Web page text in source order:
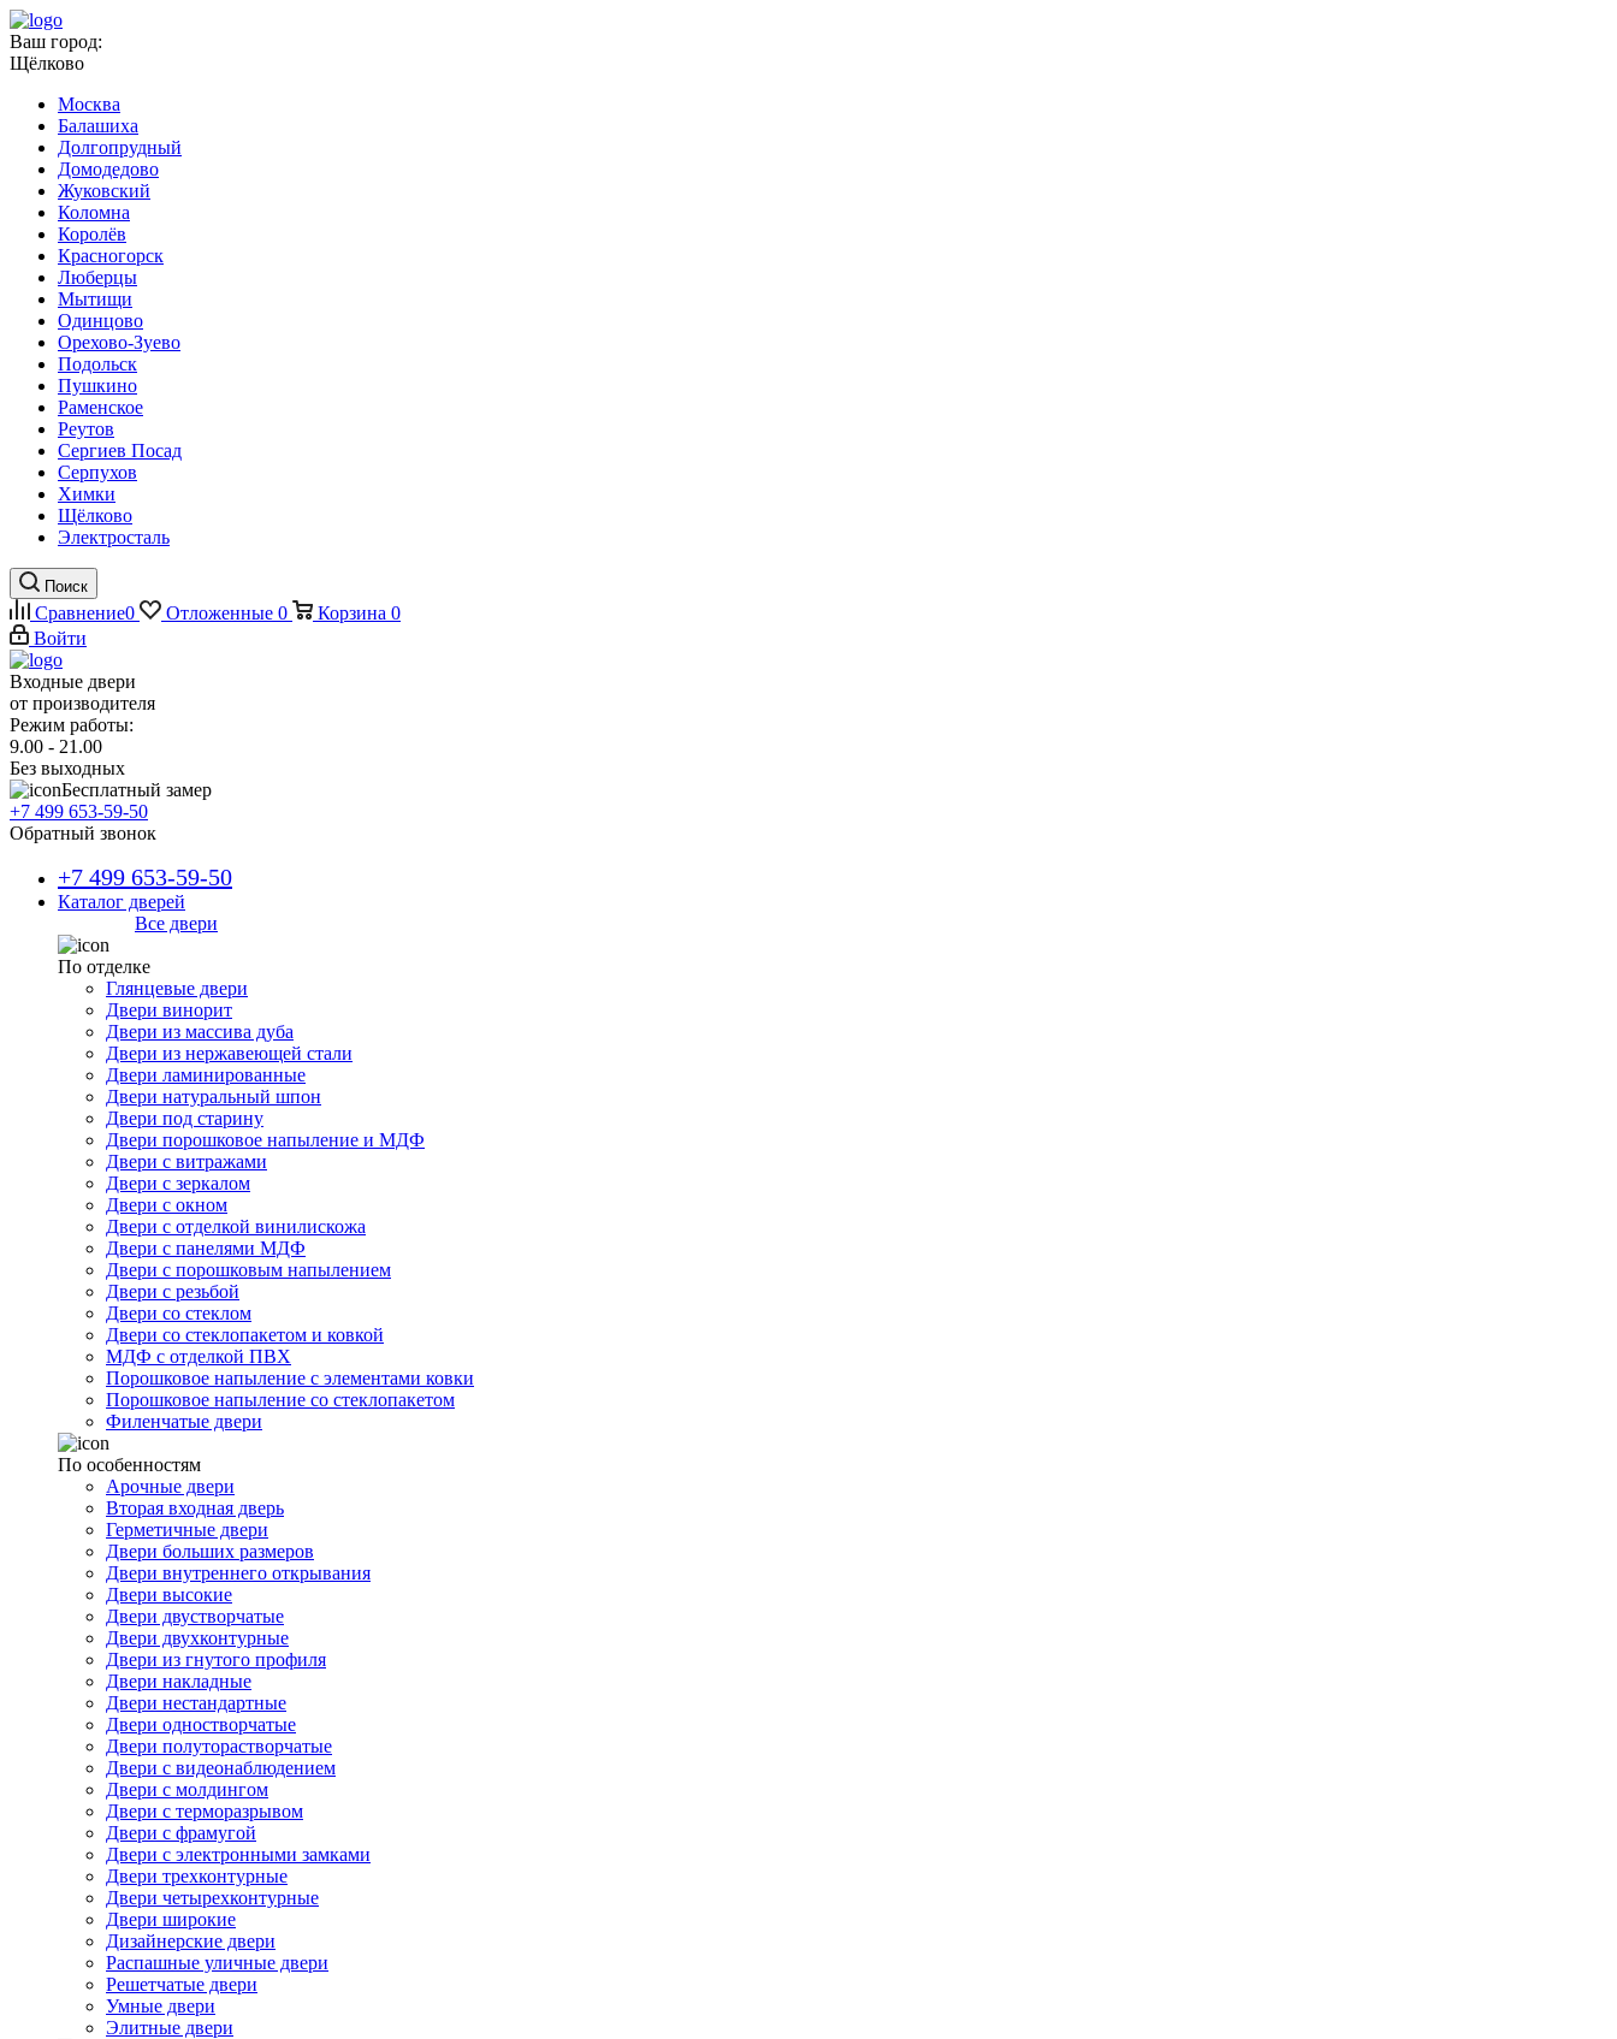
Ваш город:
Щёлково
Москва
Балашиха
Долгопрудный
Домодедово
Жуковский
Коломна
Королёв
Красногорск
Люберцы
Мытищи
Одинцово
Орехово-Зуево
Подольск
Пушкино
Раменское
Реутов
Сергиев Посад
Серпухов
Химки
Щёлково
Электросталь
Поиск
Сравнение0 Отложенные 0 Корзина 0
Войти
Входные двери
от производителя
Режим работы:
9.00 - 21.00
Без выходных
Бесплатный замер
+7 499 653-59-50
Обратный звонок
+7 499 653-59-50
Каталог дверей
Все двери
По отделке
Глянцевые двери
Двери винорит
Двери из массива дуба
Двери из нержавеющей стали
Двери ламинированные
Двери натуральный шпон
Двери под старину
Двери порошковое напыление и МДФ
Двери с витражами
Двери с зеркалом
Двери с окном
Двери с отделкой винилискожа
Двери с панелями МДФ
Двери с порошковым напылением
Двери с резьбой
Двери со стеклом
Двери со стеклопакетом и ковкой
МДФ с отделкой ПВХ
Порошковое напыление с элементами ковки
Порошковое напыление со стеклопакетом
Филенчатые двери
По особенностям
Арочные двери
Вторая входная дверь
Герметичные двери
Двери больших размеров
Двери внутреннего открывания
Двери высокие
Двери двустворчатые
Двери двухконтурные
Двери из гнутого профиля
Двери накладные
Двери нестандартные
Двери одностворчатые
Двери полуторастворчатые
Двери с видеонаблюдением
Двери с молдингом
Двери с терморазрывом
Двери с фрамугой
Двери с электронными замками
Двери трехконтурные
Двери четырехконтурные
Двери широкие
Дизайнерские двери
Распашные уличные двери
Решетчатые двери
Умные двери
Элитные двери